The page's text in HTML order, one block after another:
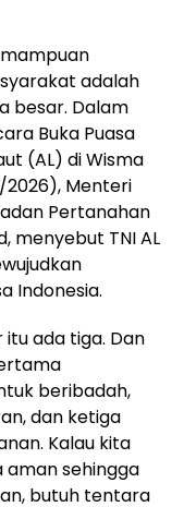
adalah
besar. Dalam
Buka Puasa
(AL) di Wisma
2026), Menteri
Pertanahan
menyebut TNI AL
Indonesia.
ada tiga. Dan
beribadah,
dan ketiga
Kalau kita
sehingga
butuh tentara